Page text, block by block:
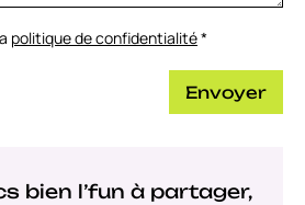
politique de confidentialité*
Envoyer
bien l’fun à partager,